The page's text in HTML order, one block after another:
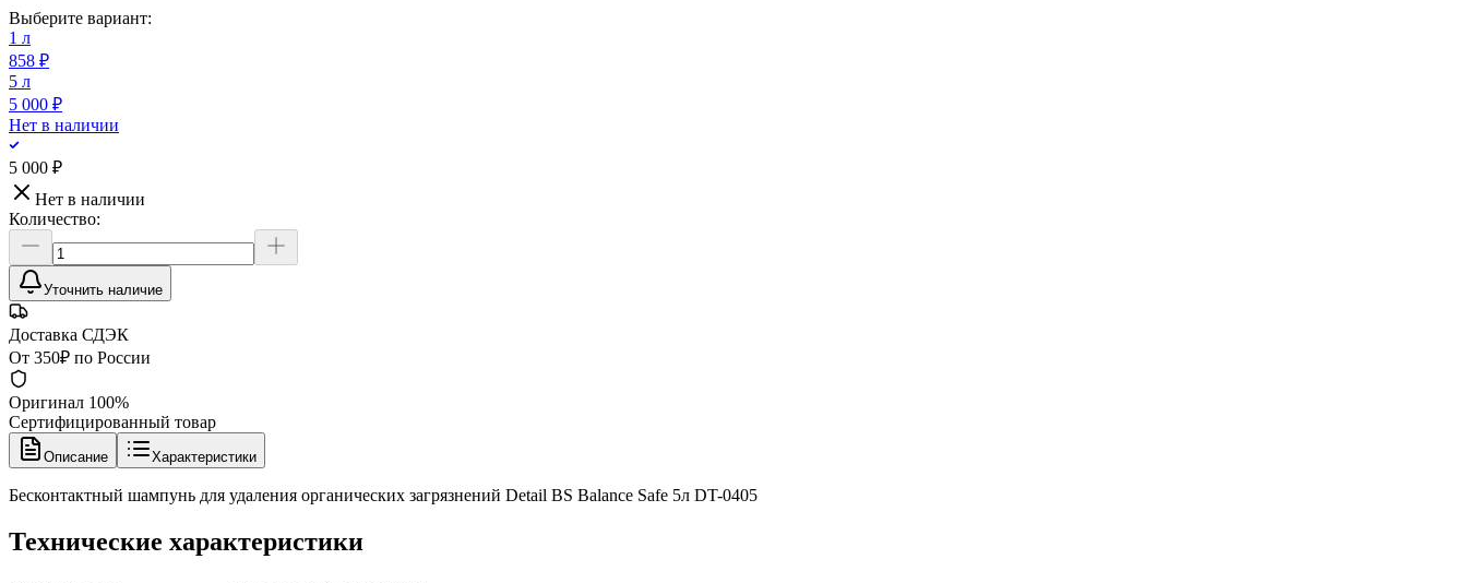
Выберите вариант:
1 л
858 ₽
5 л
5 000 ₽
Нет в наличии
5 000 ₽
Нет в наличии
Количество:
Уточнить наличие
Доставка СДЭК
От 350₽ по России
Оригинал 100%
Сертифицированный товар
Описание Характеристики
Бесконтактный шампунь для удаления органических загрязнений Detail BS Balance Safe 5л DT-0405
Технические характеристики